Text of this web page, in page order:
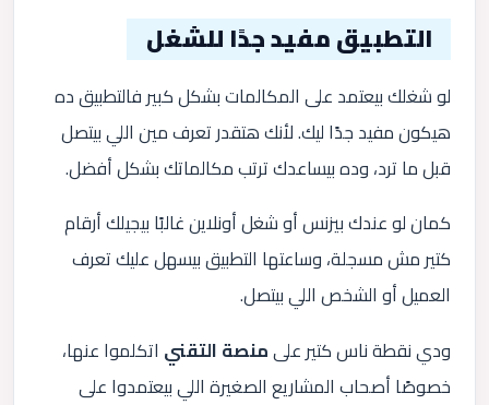
التطبيق مفيد جدًا للشغل
لو شغلك بيعتمد على المكالمات بشكل كبير فالتطبيق ده
هيكون مفيد جدًا ليك. لأنك هتقدر تعرف مين اللي بيتصل
قبل ما ترد، وده بيساعدك ترتب مكالماتك بشكل أفضل.
كمان لو عندك بيزنس أو شغل أونلاين غالبًا بيجيلك أرقام
كتير مش مسجلة، وساعتها التطبيق بيسهل عليك تعرف
العميل أو الشخص اللي بيتصل.
ودي نقطة ناس كتير علىمنصة التقني اتكلموا عنها،
خصوصًا أصحاب المشاريع الصغيرة اللي بيعتمدوا على